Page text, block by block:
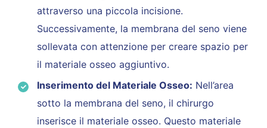
attraverso una piccola incisione.
Successivamente, la membrana del seno viene
sollevata con attenzione per creare spazio per
il materiale osseo aggiuntivo.
Inserimento del Materiale Osseo: Nell’area
sotto la membrana del seno, il chirurgo
inserisce il materiale osseo. Questo materiale